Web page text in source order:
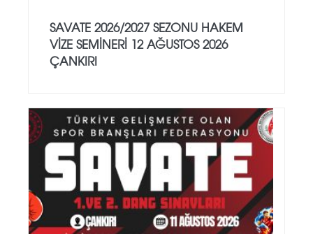
SAVATE 2026/2027 SEZONU HAKEM
VİZE SEMİNERİ 12 AĞUSTOS 2026
ÇANKIRI